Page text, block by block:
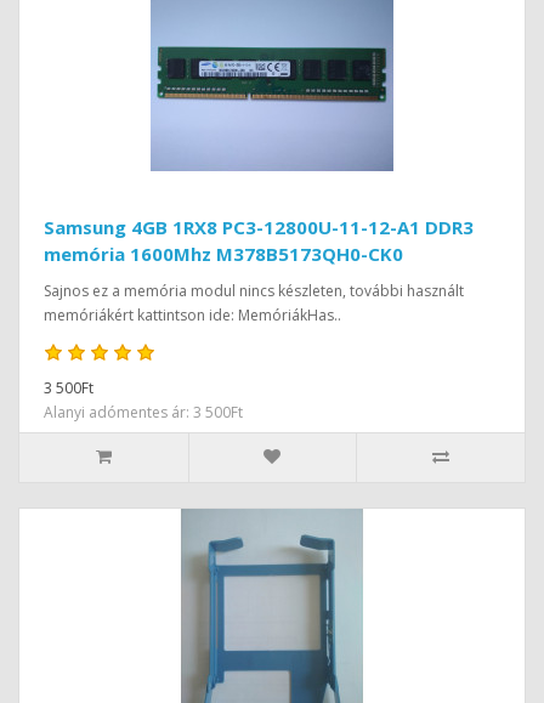
Samsung 4GB 1RX8 PC3-12800U-11-12-A1 DDR3
memória 1600Mhz M378B5173QH0-CK0
Sajnos ez a memória modul nincs készleten, további használt
memóriákért kattintson ide: MemóriákHas..
3 500Ft
Alanyi adómentes ár: 3 500Ft